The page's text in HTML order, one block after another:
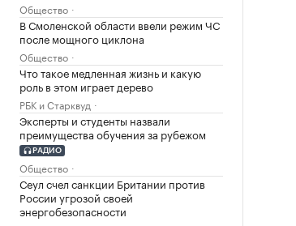
Общество
В Смоленской области ввели режим ЧС
после мощного циклона
Общество
Что такое медленная жизнь и какую
роль в этом играет дерево
РБК и Старквуд
Эксперты и студенты назвали
преимущества обучения за рубежом
РАДИО
Общество
Сеул счел санкции Британии против
России угрозой своей
энергобезопасности